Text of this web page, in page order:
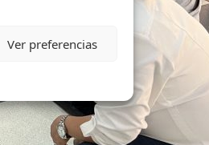
Ver preferencias